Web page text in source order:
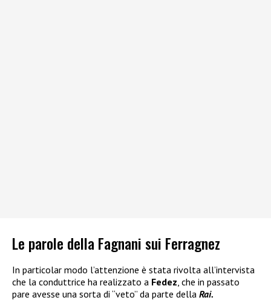
Le parole della Fagnani sui Ferragnez
In particolar modo l’attenzione è stata rivolta all’intervista
che la conduttrice ha realizzato a Fedez , che in passato
pare avesse una sorta di “veto” da parte della Rai.